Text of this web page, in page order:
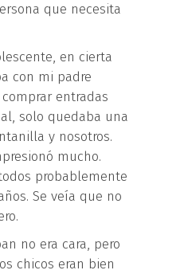
que necesita
en cierta
con mi padre
entradas
solo quedaba una
y nosotros.
mucho.
probablemente
Se veía que no
no era cara, pero
chicos eran bien